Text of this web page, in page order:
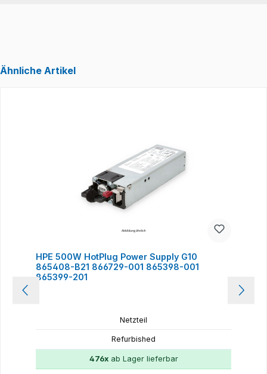
Ähnliche Artikel
HPE 500W HotPlug Power Supply G10
865408-B21 866729-001 865398-001
865399-201
Netzteil
Refurbished
476xab Lager lieferbar